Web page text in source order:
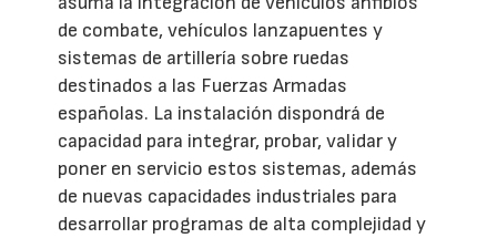
de combate, vehículos lanzapuentes y
sistemas de artillería sobre ruedas
destinados a las Fuerzas Armadas
españolas. La instalación dispondrá de
capacidad para integrar, probar, validar y
poner en servicio estos sistemas, además
de nuevas capacidades industriales para
desarrollar programas de alta complejidad y